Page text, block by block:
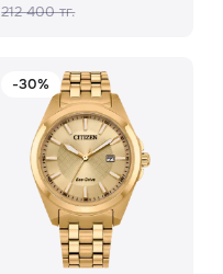
212 400 тг.
-30%